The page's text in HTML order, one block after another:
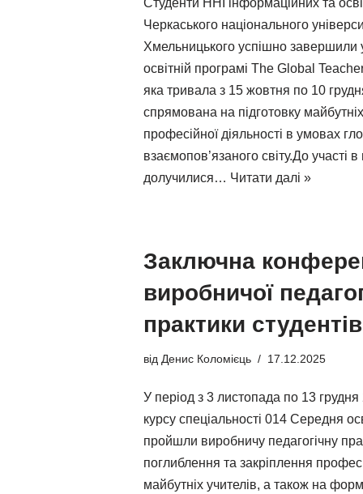
Студенти ННІ інформаційних та
Черкаського національного
Хмельницького успішно завершили
освітній програмі The Global
яка тривала з 15 жовтня по 10
спрямована на підготовку
професійної діяльності в умовах
взаємопов’язаного світу.До участі в
долучилися… Читати далі »
Заключна
виробничої
практики
від Денис Коломієць 17.12.2025
У період з 3 листопада по 13
курсу спеціальності 014 Середня
пройшли виробничу педагогічну
поглиблення та закріплення
майбутніх учителів, а також на